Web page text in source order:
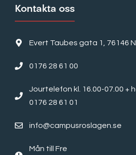
Kontakta oss
Evert Taubes gata 1, 76146
0176 28 61 00
Jourtelefon kl. 16.00-07.00 +
0176 28 61 01
info@campusroslagen.se
Mån till Fre